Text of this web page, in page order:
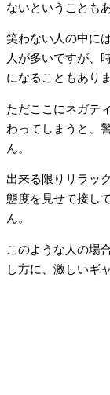
ないということも
笑わない人の中に
人が多いですが、
になることもありま
ただここにネガテ
わってしまうと、
ん。
出来る限りリラッ
態度を見せて接し
ん。
このような人の場
し方に、激しいギ